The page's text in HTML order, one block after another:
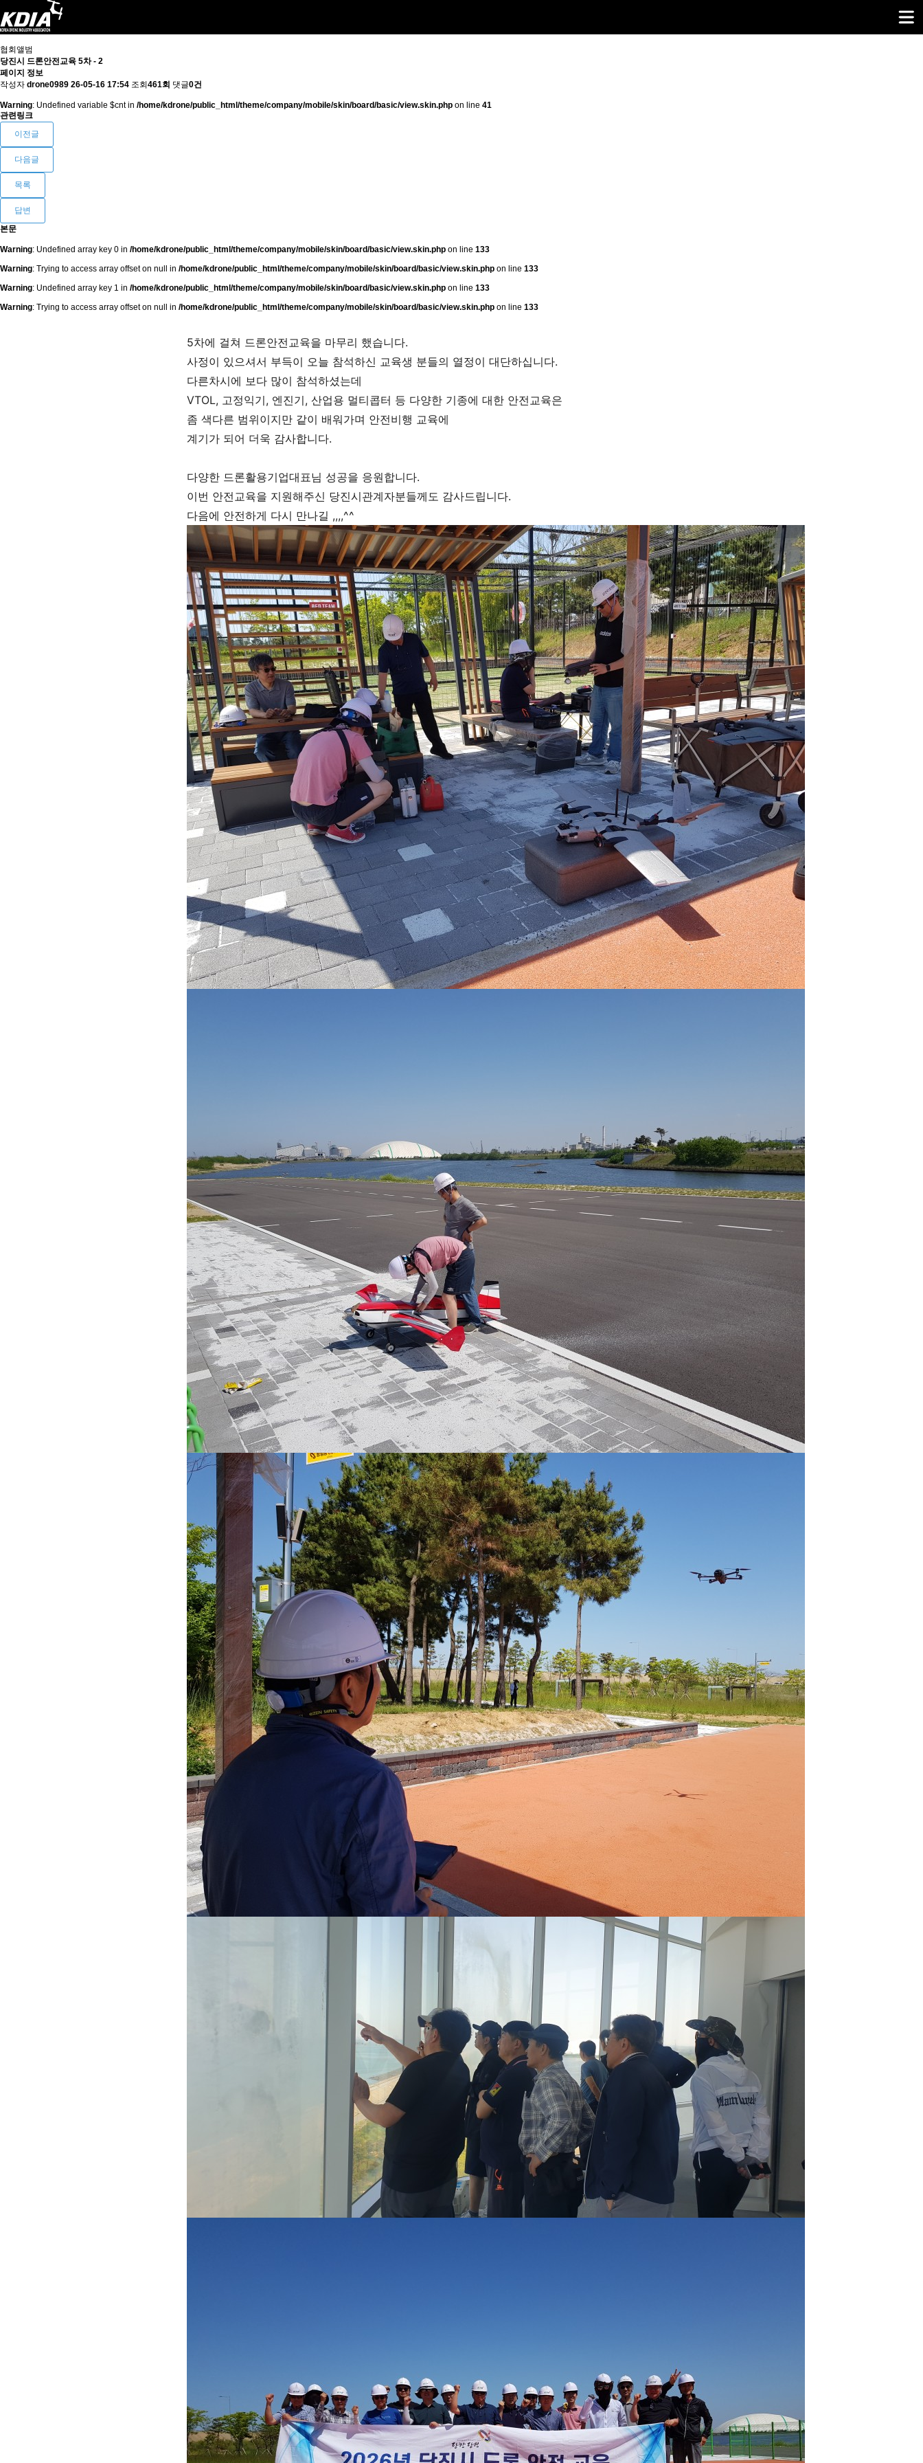
협회앨범
당진시 드론안전교육 5차 - 2
페이지 정보
작성자 drone0989 26-05-16 17:54 조회 461회 댓글0건
Warning: Undefined variable $cnt in /home/kdrone/public_html/theme/company/mobile/skin/board/basic/view.skin.php on line 41
관련링크
이전글
다음글
목록
답변
본문
Warning: Undefined array key 0 in /home/kdrone/public_html/theme/company/mobile/skin/board/basic/view.skin.php on line 133
Warning: Trying to access array offset on null in /home/kdrone/public_html/theme/company/mobile/skin/board/basic/view.skin.php on line 133
Warning: Undefined array key 1 in /home/kdrone/public_html/theme/company/mobile/skin/board/basic/view.skin.php on line 133
Warning: Trying to access array offset on null in /home/kdrone/public_html/theme/company/mobile/skin/board/basic/view.skin.php on line 133
5차에 걸쳐 드론안전교육을 마무리 했습니다.
사정이 있으셔서 부득이 오늘 참석하신 교육생 분들의 열정이 대단하십니다.
다른차시에 보다 많이 참석하셨는데
VTOL, 고정익기, 엔진기, 산업용 멀티콥터 등 다양한 기종에 대한 안전교육은
좀 색다른 범위이지만 같이 배워가며 안전비행 교육에
계기가 되어 더욱 감사합니다.
다양한 드론활용기업대표님 성공을 응원합니다.
이번 안전교육을 지원해주신 당진시관계자분들께도 감사드립니다.
다음에 안전하게 다시 만나길 ,,,,^^